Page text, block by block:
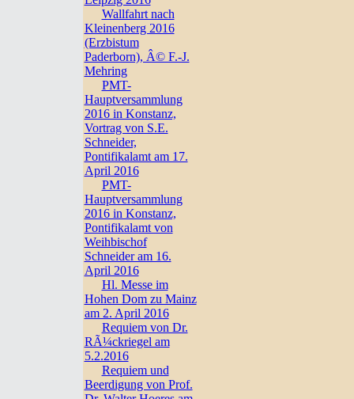
Wallfahrt nach
Kleinenberg 2016
(Erzbistum
Paderborn), Â© F.-J.
Mehring
PMT-
Hauptversammlung
2016 in Konstanz,
Vortrag von S.E.
Schneider,
Pontifikalamt am 17.
April 2016
PMT-
Hauptversammlung
2016 in Konstanz,
Pontifikalamt von
Weihbischof
Schneider am 16.
April 2016
Hl. Messe im
Hohen Dom zu Mainz
am 2. April 2016
Requiem von Dr.
RÃ¼ckriegel am
5.2.2016
Requiem und
Beerdigung von Prof.